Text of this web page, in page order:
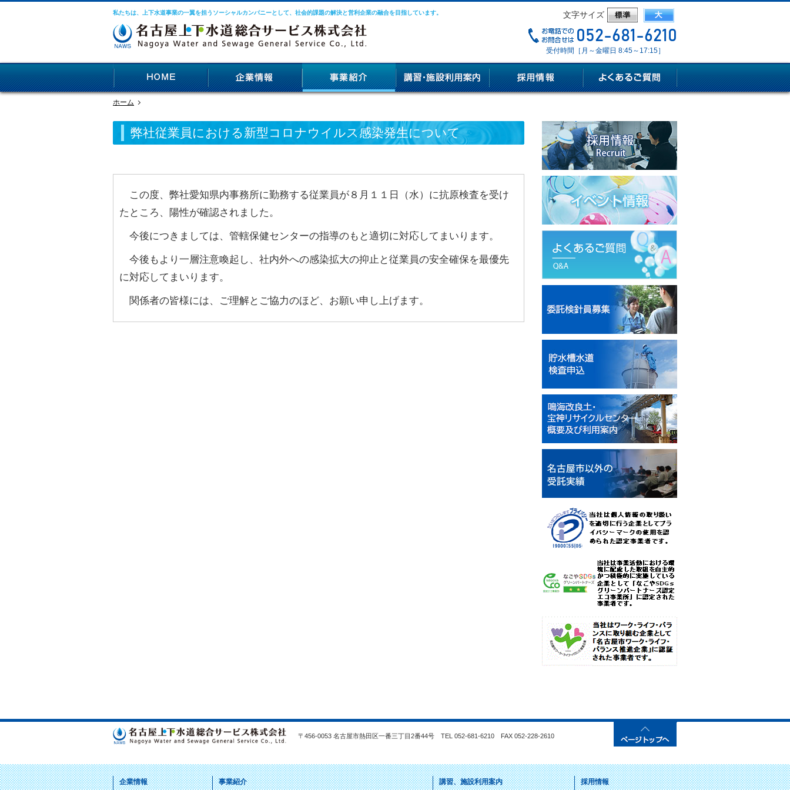
私たちは、上下水道事業の一翼を担うソーシャルカンパニーとして、社会的課題の解決と営利企業の融合を目指しています。 文字サイズ
受付時間［月～金曜日 8:45～17:15］
ホーム
弊社従業員における新型コロナウイルス感染発生について
この度、弊社愛知県内事務所に勤務する従業員が８月１１日（水）に抗原検査を受け
たところ、陽性が確認されました。
今後につきましては、管轄保健センターの指導のもと適切に対応してまいります。
今後もより一層注意喚起し、社内外への感染拡大の抑止と従業員の安全確保を最優先
に対応してまいります。
関係者の皆様には、ご理解とご協力のほど、お願い申し上げます。
〒456-0053 名古屋市熱田区一番三丁目2番44号 TEL 052-681-6210 FAX 052-228-2610
企業情報 事業紹介 講習、施設利用案内 採用情報